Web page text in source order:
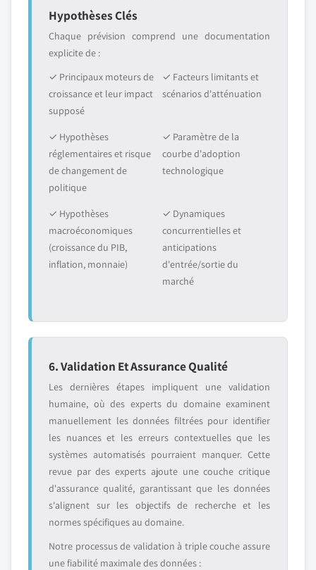
Hypothèses Clés
Chaque prévision comprend une documentation
explicite de :
✓ Principaux moteurs de
croissance et leur impact
supposé
✓ Facteurs limitants et
scénarios d'atténuation
✓ Hypothèses
réglementaires et risque
de changement de
politique
✓ Paramètre de la
courbe d'adoption
technologique
✓ Hypothèses
macroéconomiques
(croissance du PIB,
inflation, monnaie)
✓ Dynamiques
concurrentielles et
anticipations
d'entrée/sortie du
marché
6. Validation Et Assurance Qualité
Les dernières étapes impliquent une validation
humaine, où des experts du domaine examinent
manuellement les données filtrées pour identifier
les nuances et les erreurs contextuelles que les
systèmes automatisés pourraient manquer. Cette
revue par des experts ajoute une couche critique
d'assurance qualité, garantissant que les données
s'alignent sur les objectifs de recherche et les
normes spécifiques au domaine.
Notre processus de validation à triple couche assure
une fiabilité maximale des données :